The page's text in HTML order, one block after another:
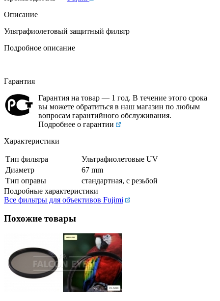
Описание
Ультрафиолетовый защитный фильтр
Подробное описание
Гарантия
Гарантия на товар — 1 год. В течение этого срока
вы можете обратиться в наш магазин по любым
вопросам гарантийного обслуживания.
Подробнее о гарантии
Характеристики
Тип фильтра
Ультрафиолетовые UV
Диаметр
67 mm
Тип оправы
стандартная, с резьбой
Подробные характеристики
Все фильтры для объективов Fujimi
Похожие товары